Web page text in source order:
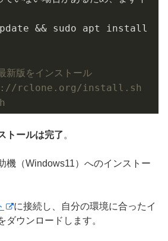
&& sudo apt install
版をインストール
rclone.org/install.sh
トールは完了。
機（Windows11）へのインストー
に接続し、自分の環境に合ったイ
ダウンロードします。